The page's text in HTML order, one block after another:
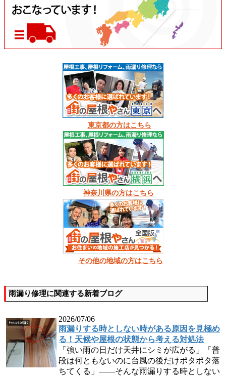
東京都の方はこちら
神奈川県の方はこちら
その他の地域の方はこちら
雨漏り修理に関連する新着ブログ
2026/07/06
雨漏りする時としない時がある原因を見極め
る！天候や屋根の状態から考える対処法
「強い雨の日だけ天井にシミが広がる」「普
段は何ともないのに台風の後だけポタポタ落
ちてくる」――そんな雨漏りする時としない